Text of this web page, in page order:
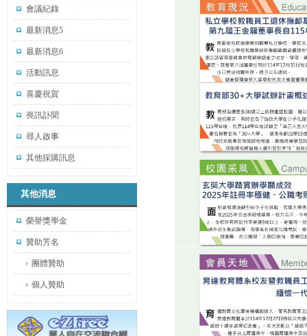
會議紀錄
最新消息5
最新消息6
活動訊息
喜慶祝賀
喪訊訃聞
尋人啟事
其他採購訊息
其他消息
榮譽獎學金
贊助芳名
團體贊助
個人贊助